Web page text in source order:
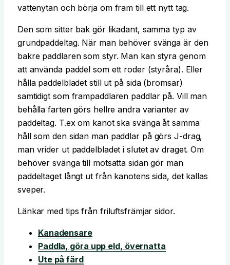
vattenytan och börja om fram till ett nytt tag.
Den som sitter bak gör likadant, samma typ av
grundpaddeltag. När man behöver svänga är den
bakre paddlaren som styr. Man kan styra genom
att använda paddel som ett roder (styråra). Eller
hålla paddelbladet still ut på sida (bromsar)
samtidigt som frampaddlaren paddlar på. Vill man
behålla farten görs hellre andra varianter av
paddeltag. T.ex om kanot ska svänga åt samma
håll som den sidan man paddlar på görs J-drag,
man vrider ut paddelbladet i slutet av draget. Om
behöver svänga till motsatta sidan gör man
paddeltaget långt ut från kanotens sida, det kallas
sveper.
Länkar med tips från friluftsfrämjar sidor.
Kanadensare
Paddla, göra upp eld, övernatta
Ute på färd